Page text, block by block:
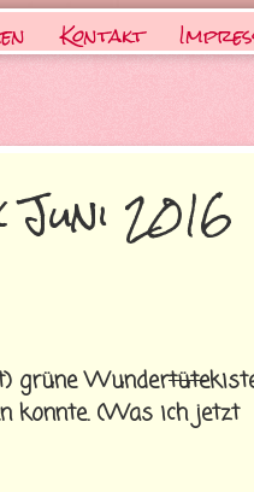
Kontakt
2016
grüne Wundertüte
konnte. (Was ich jetzt